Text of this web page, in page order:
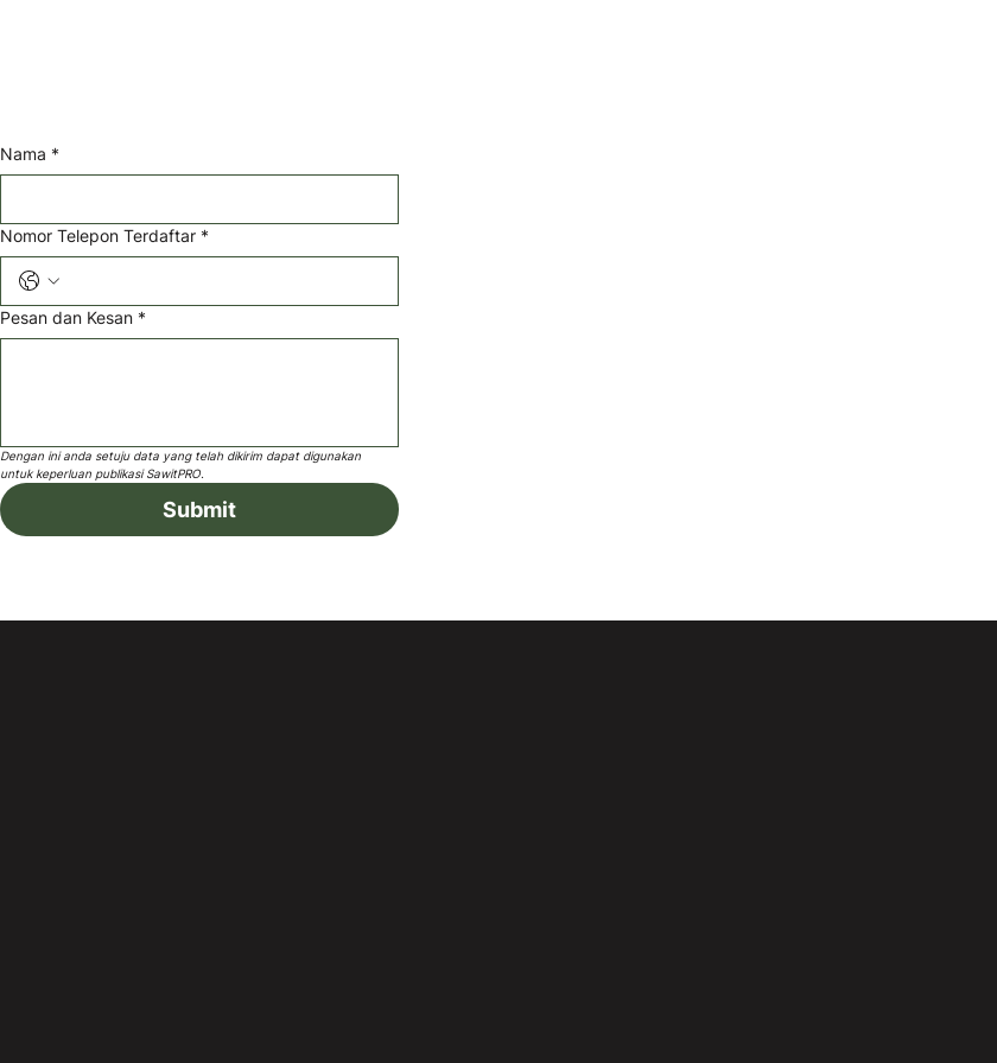
Nama *
Nomor Telepon Terdaftar *
Pesan dan Kesan *
Dengan ini anda setuju data yang telah dikirim dapat digunakan
untuk keperluan publikasi SawitPRO.
Submit